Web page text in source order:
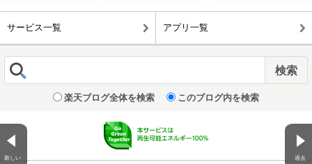
新しい 過去
サービス一覧 アプリ一覧
楽天ブログ全体を検索 このブログ内を検索